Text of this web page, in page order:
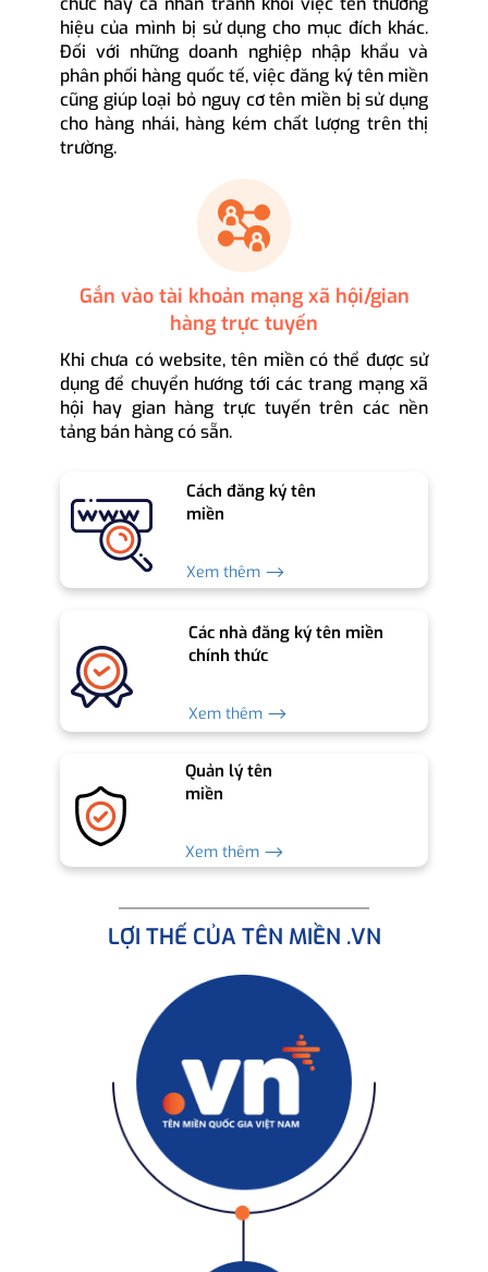
hiệu của mình bị sử dụng cho mục đích khác.
Đối với những doanh nghiệp nhập khẩu và
phân phối hàng quốc tế, việc đăng ký tên miền
cũng giúp loại bỏ nguy cơ tên miền bị sử dụng
cho hàng nhái, hàng kém chất lượng trên thị
trường.
Gắn vào tài khoản mạng xã hội/gian
hàng trực tuyến
Khi chưa có website, tên miền có thể được sử
dụng để chuyển hướng tới các trang mạng xã
hội hay gian hàng trực tuyến trên các nền
tảng bán hàng có sẵn.
Cách đăng ký tên
miền
Xem thêm ⟶
Các nhà đăng ký tên miền
chính thức
Xem thêm ⟶
Quản lý tên
miền
Xem thêm ⟶
LỢI THẾ CỦA TÊN MIỀN .VN